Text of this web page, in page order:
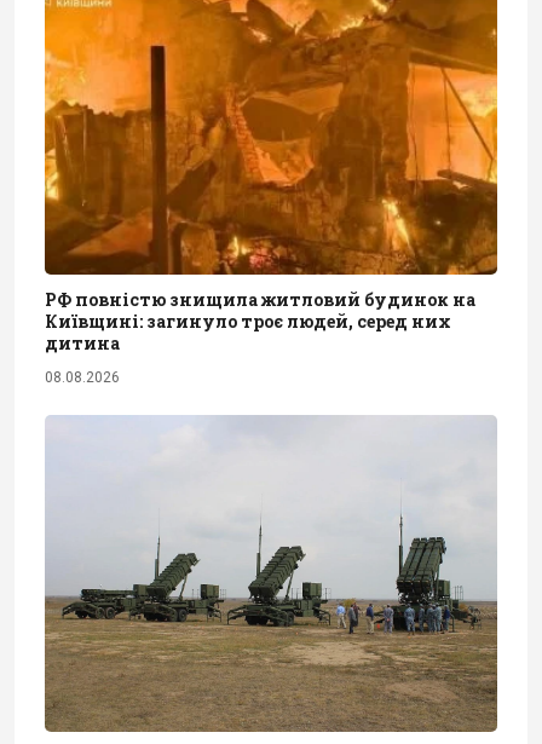
РФ повністю знищила житловий будинок на
Київщині: загинуло троє людей, серед них
дитина
08.08.2026